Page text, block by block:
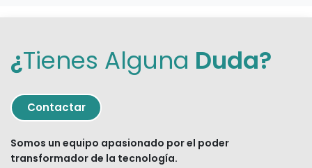
¿Tienes Alguna Duda?
Contactar
Somos un equipo apasionado por el poder
transformador de la tecnología.